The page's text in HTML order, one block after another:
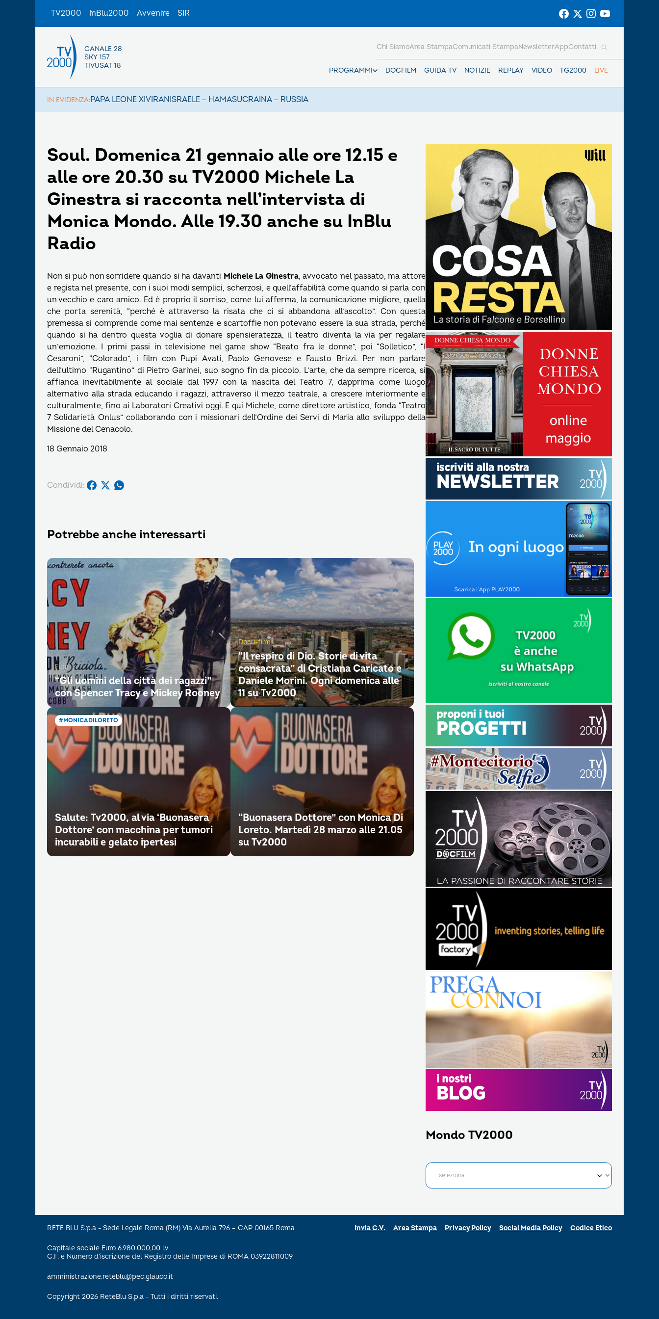
TV2000 InBlu2000 Avvenire SIR
CANALE 28
SKY 157
TIVUSAT 18
PROGRAMMI DOCFILM GUIDA TV NOTIZIE REPLAY VIDEO TG2000 LIVE
Chi SiamoArea StampaComunicati StampaNewsletterAppContatti
IN EVIDENZA:PAPA LEONE XIVIRANISRAELE – HAMASUCRAINA – RUSSIA
Soul. Domenica 21 gennaio alle ore 12.15 e
alle ore 20.30 su TV2000 Michele La
Ginestra si racconta nell’intervista di
Monica Mondo. Alle 19.30 anche su InBlu
Radio
Non si può non sorridere quando si ha davanti Michele La Ginestra, avvocato nel passato, ma attore
e regista nel presente, con i suoi modi semplici, scherzosi, e quell’affabilità come quando si parla con
un vecchio e caro amico. Ed è proprio il sorriso, come lui afferma, la comunicazione migliore, quella
che porta serenità, “perché è attraverso la risata che ci si abbandona all’ascolto”. Con questa
premessa si comprende come mai sentenze e scartoffie non potevano essere la sua strada, perché
quando si ha dentro questa voglia di donare spensieratezza, il teatro diventa la via per regalare
un’emozione. I primi passi in televisione nel game show “Beato fra le donne”, poi “Solletico”, “I
Cesaroni”, “Colorado”, i film con Pupi Avati, Paolo Genovese e Fausto Brizzi. Per non parlare
dell’ultimo “Rugantino” di Pietro Garinei, suo sogno fin da piccolo. L’arte, che da sempre ricerca, si
affianca inevitabilmente al sociale dal 1997 con la nascita del Teatro 7, dapprima come luogo
alternativo alla strada educando i ragazzi, attraverso il mezzo teatrale, a crescere interiormente e
culturalmente, fino ai Laboratori Creativi oggi. E qui Michele, come direttore artistico, fonda “Teatro
7 Solidarietà Onlus” collaborando con i missionari dell’Ordine dei Servi di Maria allo sviluppo della
Missione del Cenacolo.
18 Gennaio 2018
Condividi:
Potrebbe anche interessarti
Film
“Gli uomini della città dei ragazzi”
con Spencer Tracy e Mickey Rooney
Docu-film
“Il respiro di Dio. Storie di vita
consacrata” di Cristiana Caricato e
Daniele Morini. Ogni domenica alle
11 su Tv2000
#MONICADILORETO
Salute: Tv2000, al via ‘Buonasera
Dottore’ con macchina per tumori
incurabili e gelato ipertesi
“Buonasera Dottore” con Monica Di
Loreto. Martedì 28 marzo alle 21.05
su Tv2000
Mondo TV2000
RETE BLU S.p.a - Sede Legale Roma (RM) Via Aurelia 796 – CAP 00165 Roma
Capitale sociale Euro 6.980.000,00 i.v
C.F. e Numero d’iscrizione del Registro delle Imprese di ROMA 03922811009
amministrazione.reteblu@pec.glauco.it
Copyright 2026 ReteBlu S.p.a - Tutti i diritti riservati.
Invia C.V. Area Stampa Privacy Policy Social Media Policy Codice Etico